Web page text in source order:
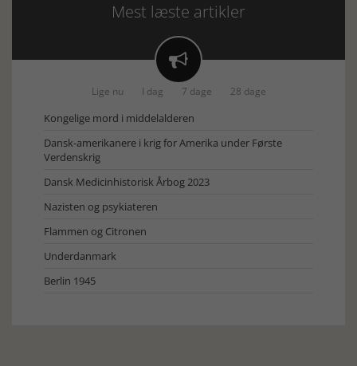
Mest læste artikler

Lige nu I dag 7 dage 28 dage
Kongelige mord i middelalderen
Dansk-amerikanere i krig for Amerika under Første
Verdenskrig
Dansk Medicinhistorisk Årbog 2023
Nazisten og psykiateren
Flammen og Citronen
Underdanmark
Berlin 1945